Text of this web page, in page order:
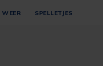
WEER SPELLETJES